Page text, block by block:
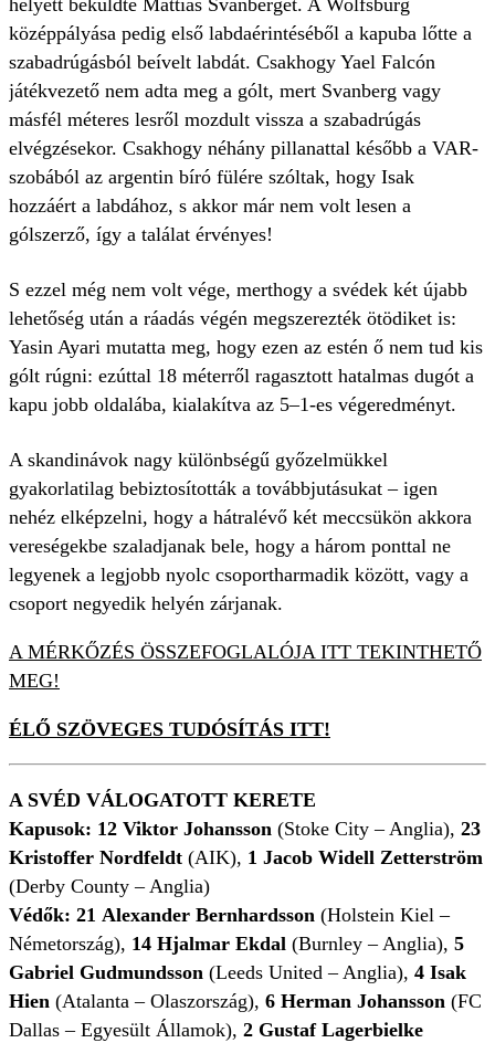
helyett beküldte Mattias Svanberget. A Wolfsburg
középpályása pedig első labdaérintéséből a kapuba lőtte a
szabadrúgásból beívelt labdát. Csakhogy Yael Falcón
játékvezető nem adta meg a gólt, mert Svanberg vagy
másfél méteres lesről mozdult vissza a szabadrúgás
elvégzésekor. Csakhogy néhány pillanattal később a VAR-
szobából az argentin bíró fülére szóltak, hogy Isak
hozzáért a labdához, s akkor már nem volt lesen a
gólszerző, így a találat érvényes!
S ezzel még nem volt vége, merthogy a svédek két újabb
lehetőség után a ráadás végén megszerezték ötödiket is:
Yasin Ayari mutatta meg, hogy ezen az estén ő nem tud kis
gólt rúgni: ezúttal 18 méterről ragasztott hatalmas dugót a
kapu jobb oldalába, kialakítva az 5–1-es végeredményt.
A skandinávok nagy különbségű győzelmükkel
gyakorlatilag bebiztosították a továbbjutásukat – igen
nehéz elképzelni, hogy a hátralévő két meccsükön akkora
vereségekbe szaladjanak bele, hogy a három ponttal ne
legyenek a legjobb nyolc csoportharmadik között, vagy a
csoport negyedik helyén zárjanak.
A MÉRKŐZÉS ÖSSZEFOGLALÓJA ITT TEKINTHETŐ
MEG!
ÉLŐ SZÖVEGES TUDÓSÍTÁS ITT!
A SVÉD VÁLOGATOTT KERETE
Kapusok: 12 Viktor Johansson (Stoke City – Anglia), 23
Kristoffer Nordfeldt (AIK), 1 Jacob Widell Zetterström
(Derby County – Anglia)
Védők: 21 Alexander Bernhardsson (Holstein Kiel –
Németország), 14 Hjalmar Ekdal (Burnley – Anglia), 5
Gabriel Gudmundsson (Leeds United – Anglia), 4 Isak
Hien (Atalanta – Olaszország), 6 Herman Johansson (FC
Dallas – Egyesült Államok), 2 Gustaf Lagerbielke